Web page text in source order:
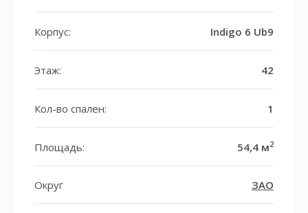
Корпус: Indigo 6 Ub9
Этаж: 42
Кол-во спален: 1
Площадь: 54,4 м2
Округ ЗАО